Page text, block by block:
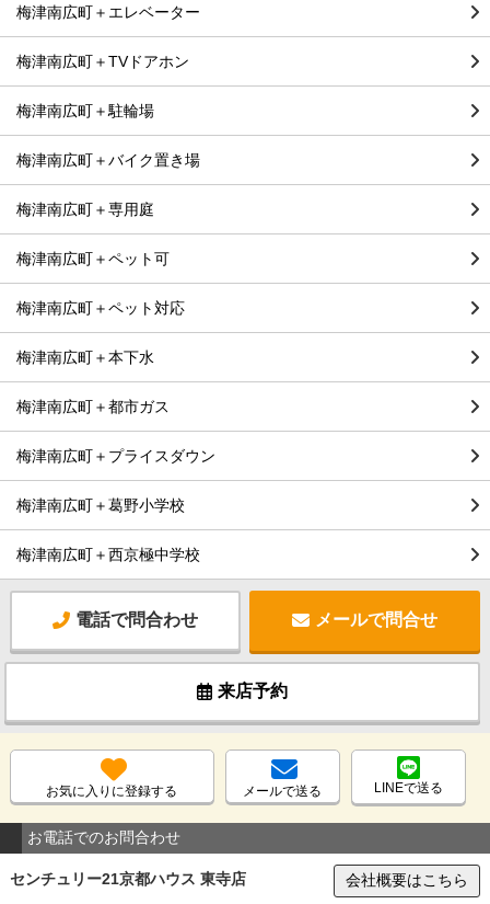
梅津南広町＋エレベーター
梅津南広町＋TVドアホン
梅津南広町＋駐輪場
梅津南広町＋バイク置き場
梅津南広町＋専用庭
梅津南広町＋ペット可
梅津南広町＋ペット対応
梅津南広町＋本下水
梅津南広町＋都市ガス
梅津南広町＋プライスダウン
梅津南広町＋葛野小学校
梅津南広町＋西京極中学校
電話で問合わせ メールで問合せ
来店予約
お気に入りに登録する メールで送る LINEで送る
お電話でのお問合わせ
センチュリー21京都ハウス 東寺店 会社概要はこちら